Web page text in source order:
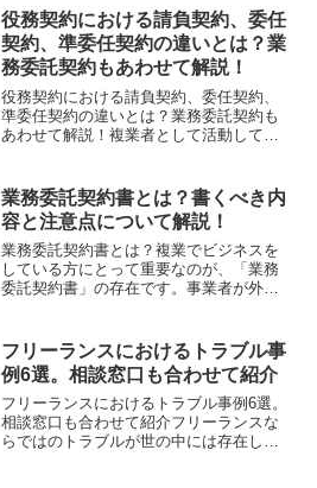
に、他の会社やフリーランスなどの外部
に委託する会社も増加傾向に...
役務契約における請負契約、委任
契約、準委任契約の違いとは？業
務委託契約もあわせて解説！
役務契約における請負契約、委任契約、
準委任契約の違いとは？業務委託契約も
あわせて解説！複業者として活動してい
活動する場合、ビジネスパートナーと請
負契約や(準)委任契約を...
業務委託契約書とは？書くべき内
容と注意点について解説！
業務委託契約書とは？複業でビジネスを
している方にとって重要なのが、「業務
委託契約書」の存在です。事業者が外部
い加減な業務をしたり、報酬面で揉めた
りするなど、トラブルが後...
フリーランスにおけるトラブル事
例6選。相談窓口も合わせて紹介
フリーランスにおけるトラブル事例6選。
相談窓口も合わせて紹介フリーランスな
らではのトラブルが世の中には存在しま